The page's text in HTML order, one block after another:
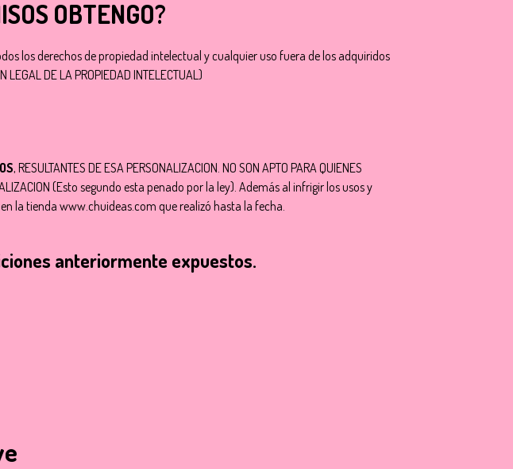
OBTENGO?
los derechos de propiedad intelectual y cualquier uso fuera de los adquiridos
DE LA PROPIEDAD INTELECTUAL)
, RESULTANTES DE ESA PERSONALIZACION. NO SON APTO PARA QUIENES
(Esto segundo esta penado por la ley). Además al infrigir los usos y
la tienda www.chuideas.com que realizó hasta la fecha.
anteriormente expuestos.